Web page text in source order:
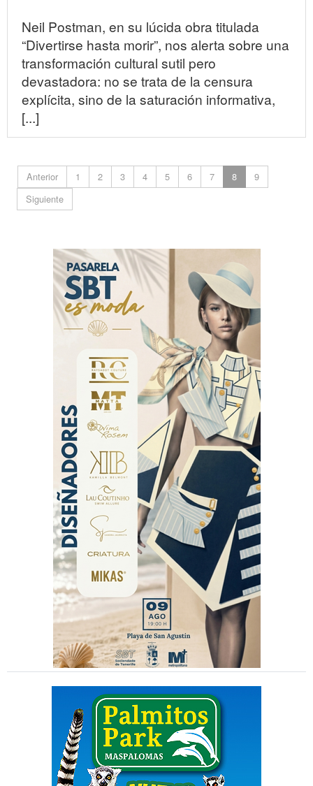
Neil Postman, en su lúcida obra titulada
“Divertirse hasta morir”, nos alerta sobre una
transformación cultural sutil pero
devastadora: no se trata de la censura
explícita, sino de la saturación informativa,
[...]
Anterior 1 2 3 4 5 6 7 8
9
Siguiente